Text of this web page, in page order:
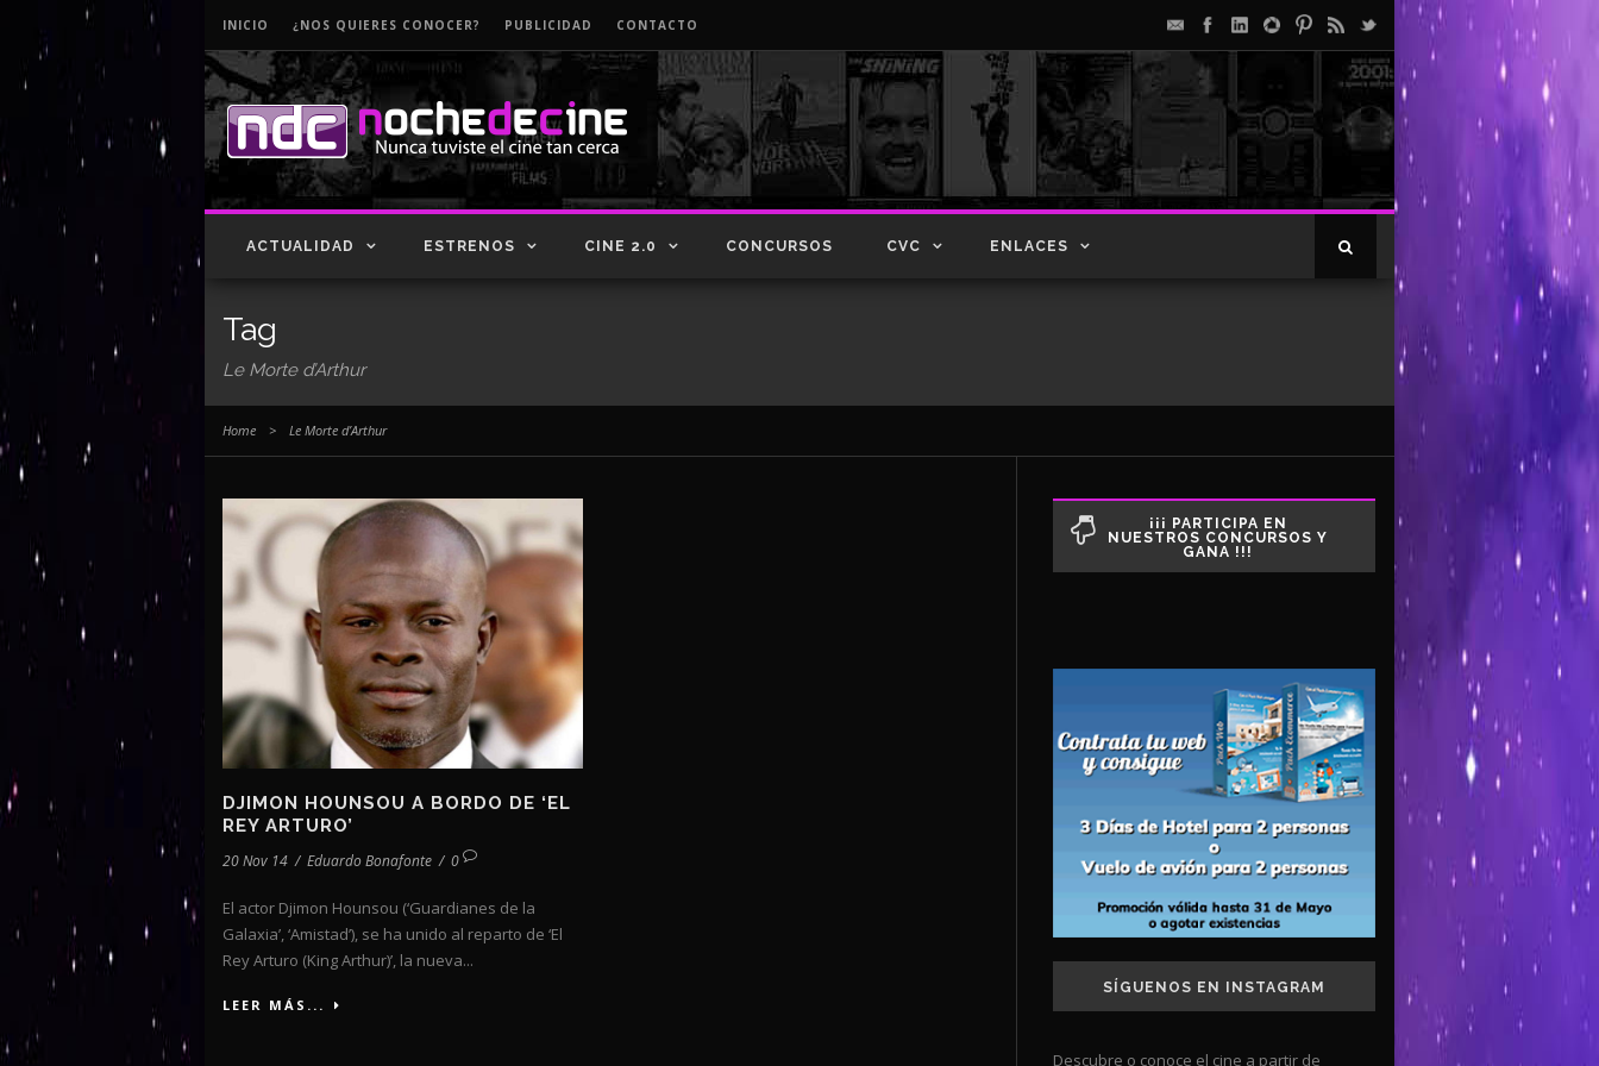
INICIO ¿NOS QUIERES CONOCER? PUBLICIDAD CONTACTO
ACTUALIDAD ESTRENOS CINE 2.0 CONCURSOS CVC ENLACES
Tag
Le Morte d’Arthur
Home > Le Morte d’Arthur
DJIMON HOUNSOU A BORDO DE ‘EL
REY ARTURO’
20 Nov 14 / Eduardo Bonafonte / 0
El actor Djimon Hounsou (‘Guardianes de la
Galaxia’, ‘Amistad’), se ha unido al reparto de ‘El
Rey Arturo (King Arthur)’, la nueva...
LEER MÁS...
¡¡¡ PARTICIPA EN
NUESTROS CONCURSOS Y
GANA !!!
SÍGUENOS EN INSTAGRAM
Descubre o conoce el cine a partir de